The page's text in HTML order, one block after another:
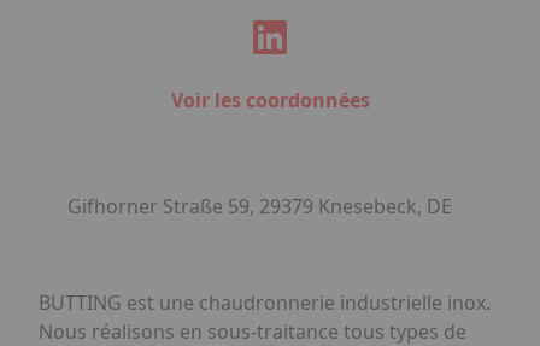
Voir les coordonnées
Gifhorner Straße 59, 29379 Knesebeck, DE
BUTTING est une chaudronnerie industrielle inox.
Nous réalisons en sous-traitance tous types de